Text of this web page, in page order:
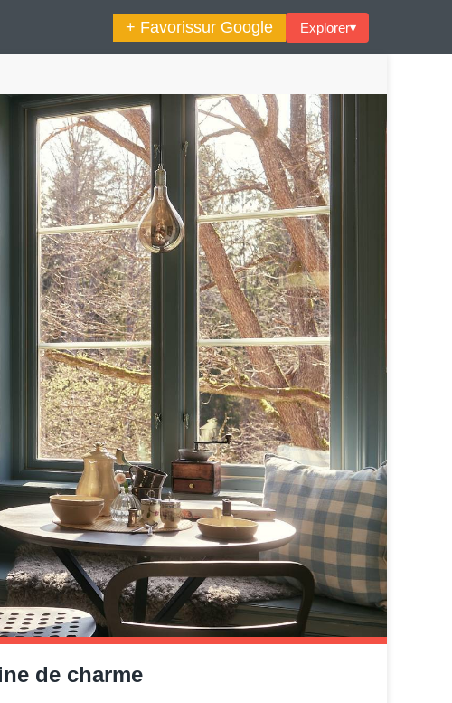
+ Favorissur Google Explorer▾
La Semaine Décoration Et Design
Maison En Ville
Les Trouvailles Déco Du Jour
Loft
On Décode La Déco Petite Surface
Piscine
de charme